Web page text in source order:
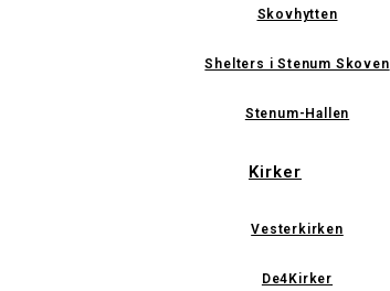
Skovhytten
Shelters i Stenum Skoven
Stenum-Hallen
Kirker
Vesterkirken
De4Kirker